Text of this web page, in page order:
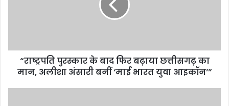
“राष्ट्रपति पुरस्कार के बाद फिर बढ़ाया छत्तीसगढ़ का
मान, अलीशा अंसारी बनीं ‘माई भारत युवा आइकॉन’”